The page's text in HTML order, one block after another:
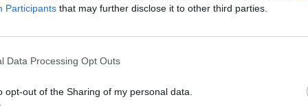
Participants that may further disclose it to other third parties.
Data Processing Opt Outs
opt-out of the Sharing of my personal data.
έως 08:00 το επόμενο πρωί)
2310452449